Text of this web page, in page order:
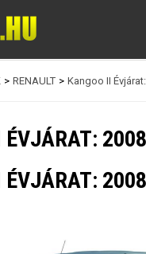
> RENAULT > Kangoo II
ÉVJÁRAT:
ÉVJÁRAT: